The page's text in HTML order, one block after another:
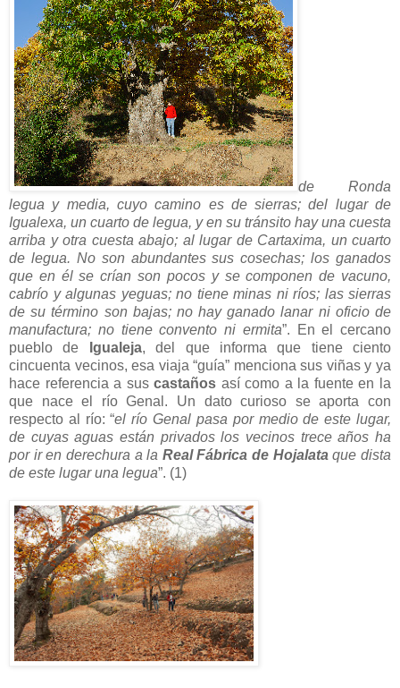
de Ronda
legua y media, cuyo camino es de sierras; del lugar de
Igualexa, un cuarto de legua, y en su tránsito hay una cuesta
arriba y otra cuesta abajo; al lugar de Cartaxima, un cuarto
de legua. No son abundantes sus cosechas; los ganados
que en él se crían son pocos y se componen de vacuno,
cabrío y algunas yeguas; no tiene minas ni ríos; las sierras
de su término son bajas; no hay ganado lanar ni oficio de
manufactura; no tiene convento ni ermita”. En el cercano
pueblo de
Igualeja, del que informa que tiene ciento
cincuenta vecinos, esa viaja “guía” menciona sus viñas y ya
hace referencia a suscastaños así como a la fuente en la
que nace el río Genal. Un dato curioso se aporta con
respecto al río: “el río Genal pasa por medio de este lugar,
de cuyas aguas están privados los vecinos trece años ha
por ir en derechura a la Real Fábrica de Hojalata que dista
de este lugar una legua”. (1)